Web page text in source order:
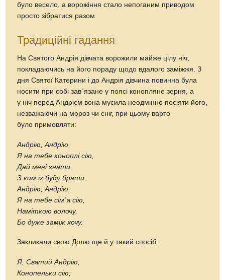
було весело, а ворожіння стало непоганим приводом
просто зібратися разом.
Традиційні гадання
На Святого Андрія дівчата ворожили майже цілу ніч,
покладаючись на його пораду щодо вдалого заміжжя. З
дня Святої Катерини і до Андрія дівчина повинна була
носити при собі зав`язане у поясі конопляне зерня, а
у ніч перед Андрієм вона мусила неодмінно посіяти його,
незважаючи на мороз чи сніг, при цьому варто
було примовляти:
Андрію, Андрію,
Я на тебе коноплі сію,
Дай мені знати,
З ким їх буду брати,
Андрію, Андрію,
Я на тебе сім`я сію,
Наміткою волочу,
Бо дуже заміж хочу.
Закликали свою Долю ще й у такий спосіб:
Я, Святий Андрію,
Конопельки сію;